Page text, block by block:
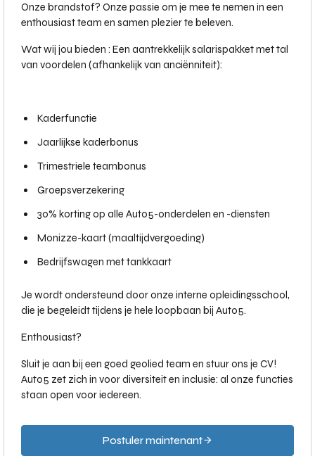
Onze brandstof? Onze passie om je mee te nemen in een
enthousiast team en samen plezier te beleven.
Wat wij jou bieden : Een aantrekkelijk salarispakket met tal
van voordelen (afhankelijk van anciënniteit):
Kaderfunctie
Jaarlijkse kaderbonus
Trimestriele teambonus
Groepsverzekering
30% korting op alle Auto5-onderdelen en -diensten
Monizze-kaart (maaltijdvergoeding)
Bedrijfswagen met tankkaart
Je wordt ondersteund door onze interne opleidingsschool,
die je begeleidt tijdens je hele loopbaan bij Auto5.
Enthousiast?
Sluit je aan bij een goed geolied team en stuur ons je CV!
Auto5 zet zich in voor diversiteit en inclusie: al onze functies
staan open voor iedereen.
Postuler maintenant